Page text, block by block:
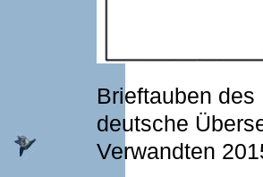
Brieftauben
deutsche
Verwandten